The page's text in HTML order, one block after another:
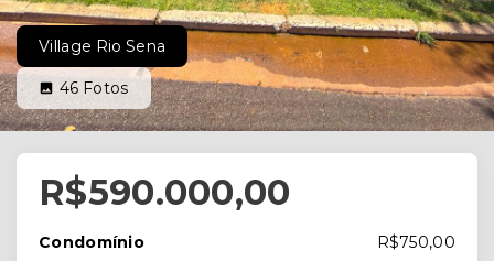
Village Rio Sena
46 Fotos
R$590.000,00
Condomínio R$750,00